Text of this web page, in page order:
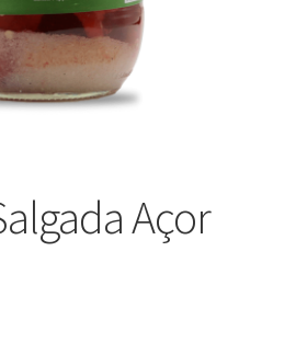
Açor